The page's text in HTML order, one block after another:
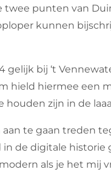
punten van
kunnen
bij ‘t
hield hiermee een
zijn in de
te gaan treden
de digitale historie
als je het mij